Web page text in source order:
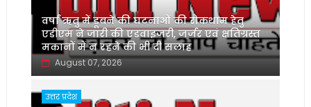
वर्षा ऋतु में डूबने की घटनाओं की रोकथाम हेतु
एडीएम ने जारी की एडवाइजरी, जर्जर एवं क्षतिग्रस्त
मकानों में न रहने की भी दी सलाह
August 07, 2026
उत्तर प्रदेश